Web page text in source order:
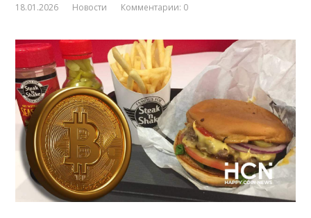
18.01.2026 Новости Комментарии: 0